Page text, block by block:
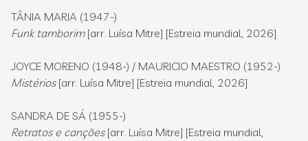
TÂNIA MARIA (1947-)
Funk tamborim [arr. Luísa Mitre] [Estreia mundial, 2026]
JOYCE MORENO (1948-) / MAURICIO MAESTRO (1952-)
Mistérios [arr. Luísa Mitre] [Estreia mundial, 2026]
SANDRA DE SÁ (1955-)
Retratos e canções [arr. Luísa Mitre] [Estreia mundial,